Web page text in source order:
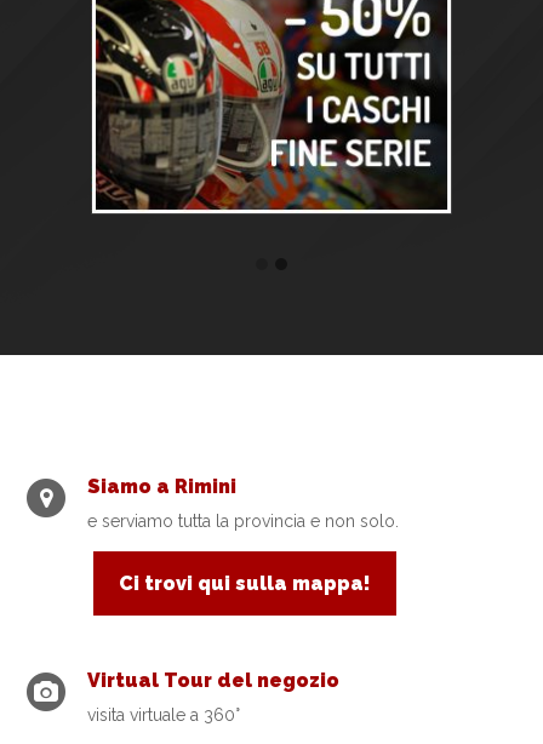
Siamo a Rimini
e serviamo tutta la provincia e non solo.
Ci trovi qui sulla mappa!
Virtual Tour del negozio
visita virtuale a 360°